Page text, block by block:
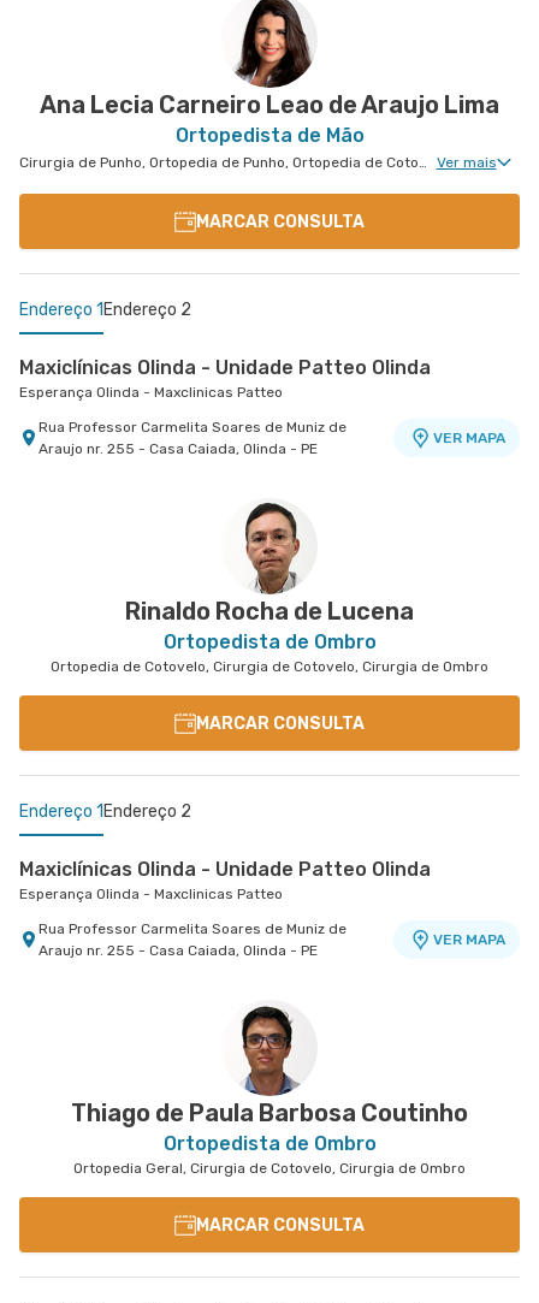
Rua Americo Brasiliense nr. 596 - Centro, Sao
Ana Lecia Carneiro Leao de Araujo Lima
Ortopedista de Mão
Cirurgia de Punho, Ortopedia de Punho, Ortopedia de Cotovelo, Cirurgia de Cotovelo, Cirurgia de Mão Ver mais
MARCAR CONSULTA
Endereço 1 Endereço 2
Maxiclínicas Olinda - Unidade Patteo Olinda
Esperança Olinda - Maxclinicas Patteo
Rua Professor Carmelita Soares de Muniz de
Araujo nr. 255 - Casa Caiada, Olinda - PE
VER MAPA
Esperança Olinda - Maxclinicas Olinda I
Avenida Doutor Jose Augusto Moreira nr. 751 -
Rinaldo Rocha de Lucena
Ortopedista de Ombro
Ortopedia de Cotovelo, Cirurgia de Cotovelo, Cirurgia de Ombro
MARCAR CONSULTA
Endereço 1 Endereço 2
Maxiclínicas Olinda - Unidade Patteo Olinda
Esperança Olinda - Maxclinicas Patteo
Rua Professor Carmelita Soares de Muniz de
Araujo nr. 255 - Casa Caiada, Olinda - PE
VER MAPA
Rua Senador Jose Henrique nr. 231 31° Andar -
Thiago de Paula Barbosa Coutinho
Ortopedista de Ombro
Ortopedia Geral, Cirurgia de Cotovelo, Cirurgia de Ombro
MARCAR CONSULTA